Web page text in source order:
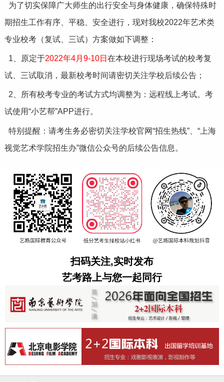
为了切实保障广大师生的出行安全与身体健康，确保特殊时
期招生工作有序、平稳、安全进行，现对我校2022年艺术类
专业校考（复试、三试）方案做如下调整：
1、原定于2022年4月9-10日 在本校进行现场考试的校考复
试、三试取消，最新校考时间请密切关注学校后续公告；
2、所有校考专业的考试方式均调整为：远程线上考试。考
试使用“小艺帮”APP进行。
特别提醒：请考生务必密切关注学校官网“招生热线”、“上海
视觉艺术学院招生办”微信公众号的后续公告信息。
扫码关注,实时发布
艺考路上与您一起同行